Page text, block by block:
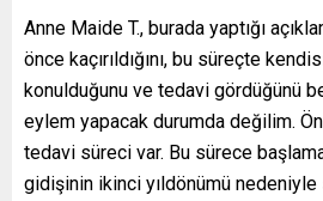
Anne Maide T., burada yaptığı
önce kaçırıldığını, bu süreçte
konulduğunu ve tedavi gördüğünü
eylem yapacak durumda değilim.
tedavi süreci var. Bu sürece
gidişinin ikinci yıldönümü